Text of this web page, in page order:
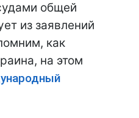
общей
из заявлений
как
на этом